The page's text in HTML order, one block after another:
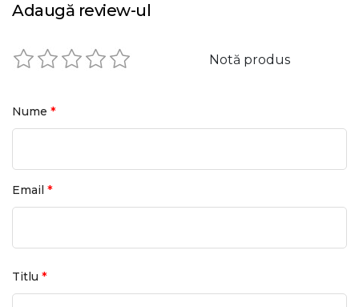
Adaugă review-ul
Notă produs
Nume *
Email *
Titlu *